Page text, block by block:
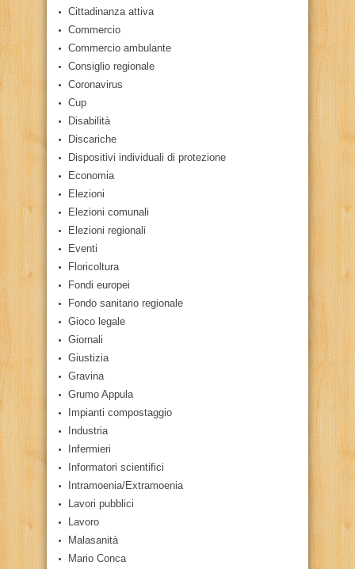
Cittadinanza attiva
Commercio
Commercio ambulante
Consiglio regionale
Coronavirus
Cup
Disabilità
Discariche
Dispositivi individuali di protezione
Economia
Elezioni
Elezioni comunali
Elezioni regionali
Eventi
Floricoltura
Fondi europei
Fondo sanitario regionale
Gioco legale
Giornali
Giustizia
Gravina
Grumo Appula
Impianti compostaggio
Industria
Infermieri
Informatori scientifici
Intramoenia/Extramoenia
Lavori pubblici
Lavoro
Malasanità
Mario Conca